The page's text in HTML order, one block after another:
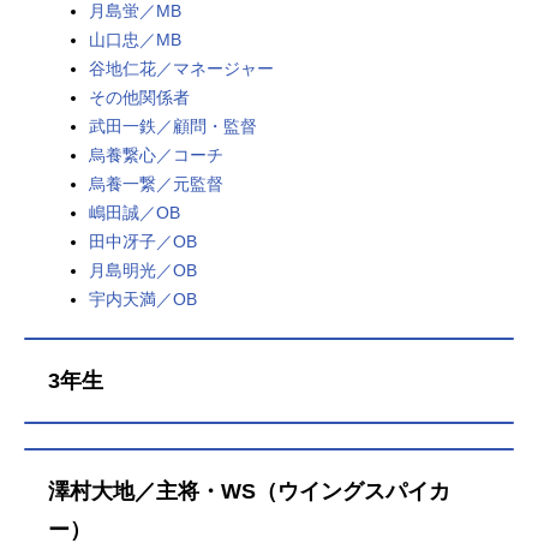
月島蛍／MB
山口忠／MB
谷地仁花／マネージャー
その他関係者
武田一鉄／顧問・監督
烏養繋心／コーチ
烏養一繋／元監督
嶋田誠／OB
田中冴子／OB
月島明光／OB
宇内天満／OB
3年生
澤村大地／主将・WS（ウイングスパイカ
ー）